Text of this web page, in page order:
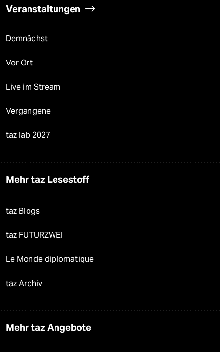
Veranstaltungen
Demnächst
Vor Ort
Live im Stream
Vergangene
taz lab 2027
Mehr taz Lesestoff
taz Blogs
taz FUTURZWEI
Le Monde diplomatique
taz Archiv
Mehr taz Angebote